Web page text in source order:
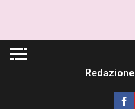
Redazione